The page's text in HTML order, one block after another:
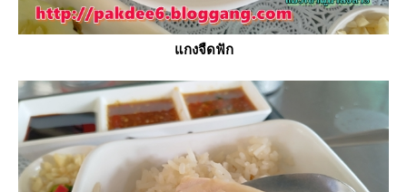
กงจืดฟัก